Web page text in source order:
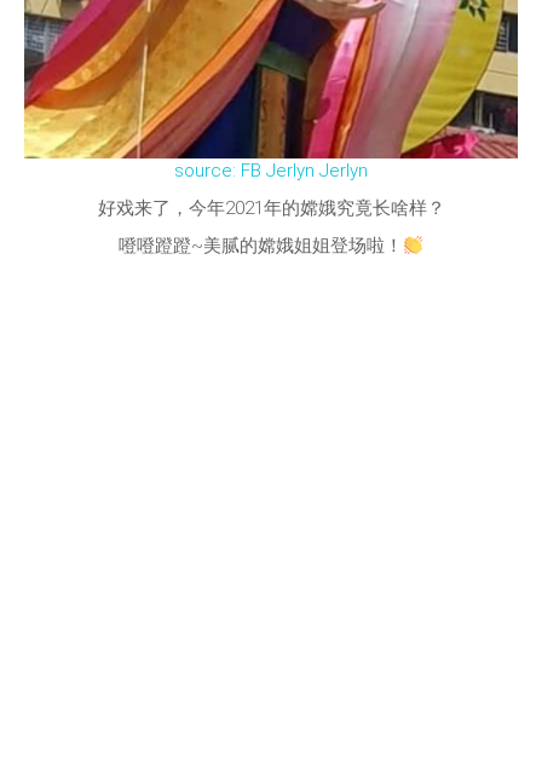
source: FB Jerlyn Jerlyn
好戏来了，今年2021年的嫦娥究竟长啥样？
噔噔蹬蹬~美腻的嫦娥姐姐登场啦！